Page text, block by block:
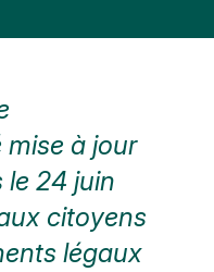
à jour
le 24 juin
citoyens
légaux